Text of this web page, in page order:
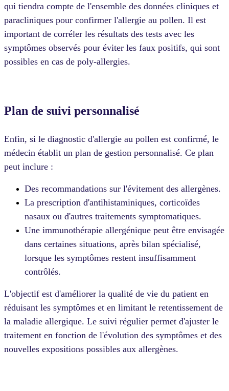
qui tiendra compte de l'ensemble des données cliniques et
paracliniques pour confirmer l'allergie au pollen. Il est
important de corréler les résultats des tests avec les
symptômes observés pour éviter les faux positifs, qui sont
possibles en cas de poly-allergies.
Plan de suivi personnalisé
Enfin, si le diagnostic d'allergie au pollen est confirmé, le
médecin établit un plan de gestion personnalisé. Ce plan
peut inclure :
Des recommandations sur l'évitement des allergènes.
La prescription d'antihistaminiques, corticoïdes
nasaux ou d'autres traitements symptomatiques.
Une immunothérapie allergénique peut être envisagée
dans certaines situations, après bilan spécialisé,
lorsque les symptômes restent insuffisamment
contrôlés.
L'objectif est d'améliorer la qualité de vie du patient en
réduisant les symptômes et en limitant le retentissement de
la maladie allergique. Le suivi régulier permet d'ajuster le
traitement en fonction de l'évolution des symptômes et des
nouvelles expositions possibles aux allergènes.